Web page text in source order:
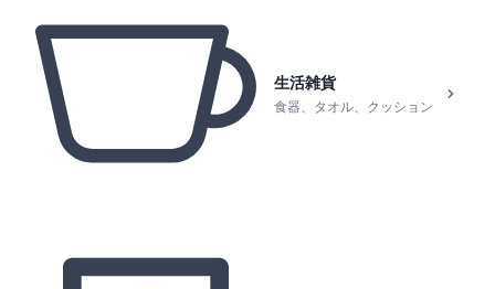
生活雑貨
食器、タオル、クッション